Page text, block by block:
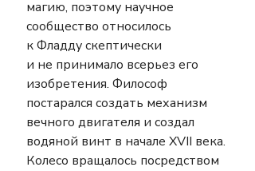
магию, поэтому научное
сообщество относилось
к Фладду скептически
и не принимало всерьез его
изобретения. Философ
постарался создать механизм
вечного двигателя и создал
водяной винт в начале XVII века.
Колесо вращалось посредством